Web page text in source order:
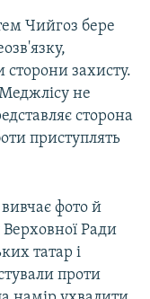
Чийгоз бере
сторони захисту.
не
сторона
приступлять
фото й
Верховної Ради
татар і
проти